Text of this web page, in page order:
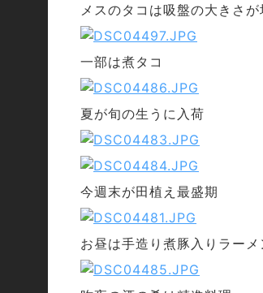
メスのタコは吸盤の大きさが
一部は煮タコ
夏が旬の生うに入荷
今週末が田植え最盛期
お昼は手造り煮豚入りラーメ